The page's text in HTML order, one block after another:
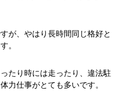
が、やはり長時間同じ格好と
。
たり時には走ったり、違法駐
力仕事がとても多いです。